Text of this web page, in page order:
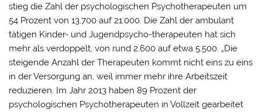
stieg die Zahl der psychologischen Psychotherapeuten um
54 Prozent von 13.700 auf 21.000. Die Zahl der ambulant
tätigen Kinder- und Jugendpsycho-therapeuten hat sich
mehr als verdoppelt, von rund 2.600 auf etwa 5.500. „Die
steigende Anzahl der Therapeuten kommt nicht eins zu eins
in der Versorgung an, weil immer mehr ihre Arbeitszeit
reduzieren. Im Jahr 2013 haben 89 Prozent der
psychologischen Psychotherapeuten in Vollzeit gearbeitet